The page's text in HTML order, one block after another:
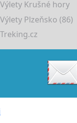
Výlety Krušné hory
Výlety Plzeňsko (86)
Treking.cz